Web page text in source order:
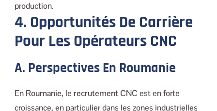
production.
4. Opportunités De Carrière
Pour Les Opérateurs CNC
A. Perspectives En Roumanie
En Roumanie, le recrutement CNC est en forte
croissance, en particulier dans les zones industrielles